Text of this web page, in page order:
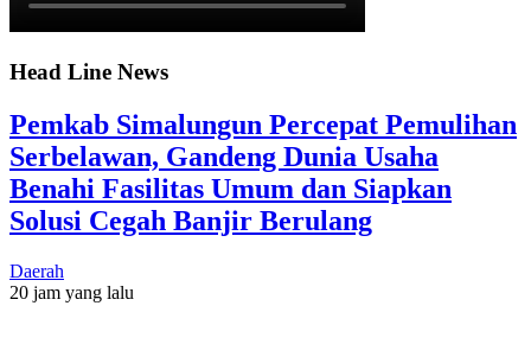
Head Line News
Pemkab Simalungun Percepat Pemulihan
Serbelawan, Gandeng Dunia Usaha
Benahi Fasilitas Umum dan Siapkan
Solusi Cegah Banjir Berulang
Daerah
20 jam yang lalu